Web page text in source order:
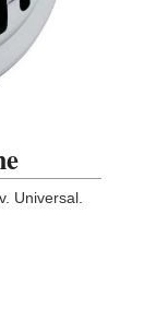
Universal.